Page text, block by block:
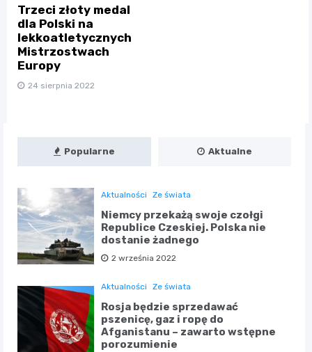
Trzeci złoty medal
dla Polski na
lekkoatletycznych
Mistrzostwach
Europy
24 sierpnia 2022
Popularne Aktualne
Aktualności Ze świata
Niemcy przekażą swoje czołgi
Republice Czeskiej. Polska nie
dostanie żadnego
2 września 2022
Aktualności Ze świata
Rosja będzie sprzedawać
pszenicę, gaz i ropę do
Afganistanu – zawarto wstępne
porozumienie